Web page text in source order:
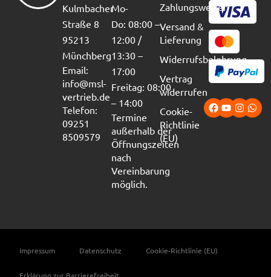
Kulmbacher
Straße 8
95213
Münchberg
Email:
info@msl-
vertrieb.de
Telefon:
09251
8509579
Mo-
Do: 08:00 –
12:00 /
13:30 –
17:00
Freitag: 08:00
– 14:00
Termine
außerhalb der
Öffnungszeiten
nach
Vereinbarung
möglich.
Zahlungsweisen
Versand &
Lieferung
Widerrufsbelehrung
Vertrag
widerrufen
Cookie-
Richtlinie
(EU)
Impressum Datenschutz Cookie-Richtlinie (EU)